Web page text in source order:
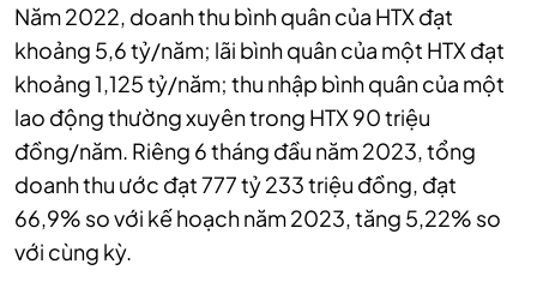
Năm 2022, doanh thu bình quân của HTX đạt
khoảng 5,6 tỷ/năm; lãi bình quân của một HTX đạt
khoảng 1,125 tỷ/năm; thu nhập bình quân của một
lao động thường xuyên trong HTX 90 triệu
đồng/năm. Riêng 6 tháng đầu năm 2023, tổng
doanh thu ước đạt 777 tỷ 233 triệu đồng, đạt
66,9% so với kế hoạch năm 2023, tăng 5,22% so
với cùng kỳ.